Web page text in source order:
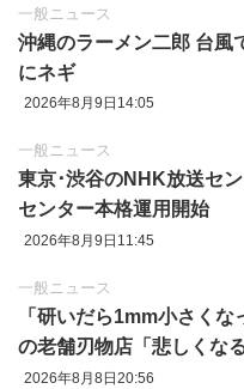
一般ニュース
沖縄のラーメン二郎 台風
にネギ
2026年8月9日14:05
一般ニュース
東京‪･‬渋谷のNHK放送セ
センター本格運用開始
2026年8月9日11:45
一般ニュース
「研いだら1mm小さくな
の老舗刃物店「悲しくなる
2026年8月8日20:56